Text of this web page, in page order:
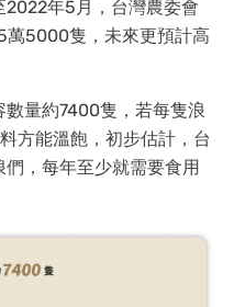
年5月，台灣農委會
萬5000隻，未來更預計高
量約7400隻，若每隻浪
方能溫飽，初步估計，台
，每年至少就需要食用